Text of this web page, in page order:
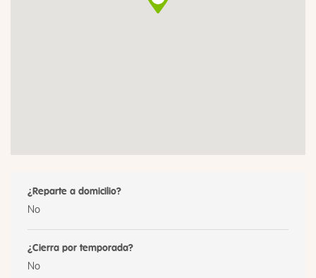
¿Reparte a domicilio?
No
¿Cierra por temporada?
No